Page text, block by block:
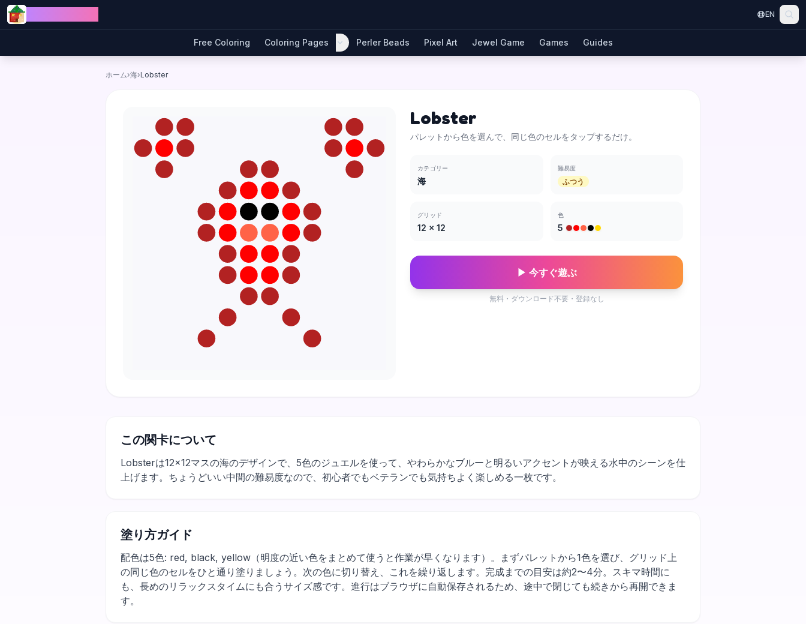
Skip to content
EN
Free Coloring Coloring Pages Perler Beads Pixel Art Jewel Game Games Guides
ホーム›海›Lobster
Lobster
パレットから色を選んで、同じ色のセルをタップするだけ。
カテゴリー
海
難易度
ふつう
グリッド
12 × 12
色
5
▶ 今すぐ遊ぶ
無料・ダウンロード不要・登録なし
この関卡について
Lobsterは12×12マスの海のデザインで、5色のジュエルを使って、やわらかなブルーと明るいアクセントが映える水中のシーンを仕
上げます。ちょうどいい中間の難易度なので、初心者でもベテランでも気持ちよく楽しめる一枚です。
塗り方ガイド
配色は5色: red, black, yellow（明度の近い色をまとめて使うと作業が早くなります）。まずパレットから1色を選び、グリッド上
の同じ色のセルをひと通り塗りましょう。次の色に切り替え、これを繰り返します。完成までの目安は約2〜4分。スキマ時間に
も、長めのリラックスタイムにも合うサイズ感です。進行はブラウザに自動保存されるため、途中で閉じても続きから再開できま
す。